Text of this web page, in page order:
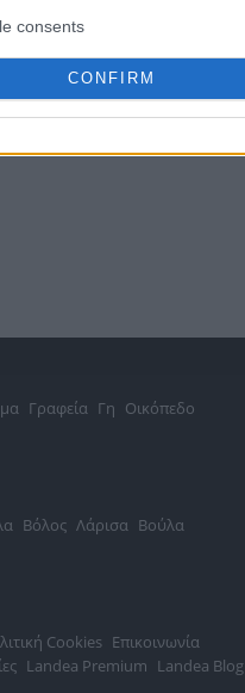
consents
CONFIRM
Γραφεία Γη Οικόπεδο
Βόλος Λάρισα Βούλα
Cookies Επικοινωνία
Landea Premium Landea Blog